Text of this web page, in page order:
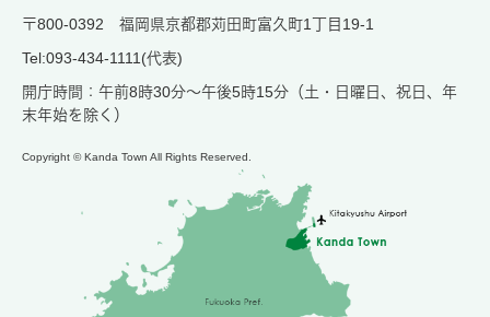
〒800-0392 福岡県京都郡苅田町富久町1丁目19-1
Tel:093-434-1111(代表)
開庁時間：午前8時30分～午後5時15分（土・日曜日、祝日、年
末年始を除く）
Copyright © Kanda Town All Rights Reserved.